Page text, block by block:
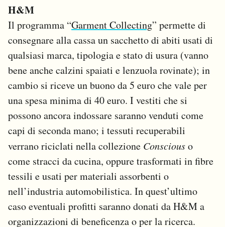
H&M
Il programma “Garment Collecting” permette di
consegnare alla cassa un sacchetto di abiti usati di
qualsiasi marca, tipologia e stato di usura (vanno
bene anche calzini spaiati e lenzuola rovinate); in
cambio si riceve un buono da 5 euro che vale per
una spesa minima di 40 euro. I vestiti che si
possono ancora indossare saranno venduti come
capi di seconda mano; i tessuti recuperabili
verrano riciclati nella collezione Consciouso
come stracci da cucina, oppure trasformati in fibre
tessili e usati per materiali assorbenti o
nell’industria automobilistica. In quest’ultimo
caso eventuali profitti saranno donati da H&M a
organizzazioni di beneficenza o per la ricerca.